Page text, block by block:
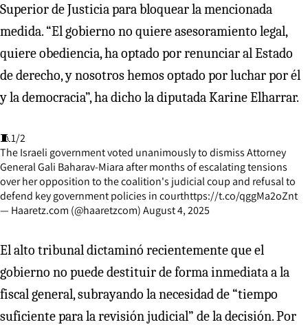
Superior de Justicia para bloquear la mencionada
medida. “El gobierno no quiere asesoramiento legal,
quiere obediencia, ha optado por renunciar al Estado
de derecho, y nosotros hemos optado por luchar por él
y la democracia”, ha dicho la diputada Karine Elharrar.
🧵1/2
The Israeli government voted unanimously to dismiss Attorney
General Gali Baharav-Miara after months of escalating tensions
over her opposition to the coalition's judicial coup and refusal to
defend key government policies in courthttps://t.co/qggMa2oZnt
— Haaretz.com (@haaretzcom)August 4, 2025
El alto tribunal dictaminó recientemente que el
gobierno no puede destituir de forma inmediata a la
fiscal general, subrayando la necesidad de “tiempo
suficiente para la revisión judicial” de la decisión. Por